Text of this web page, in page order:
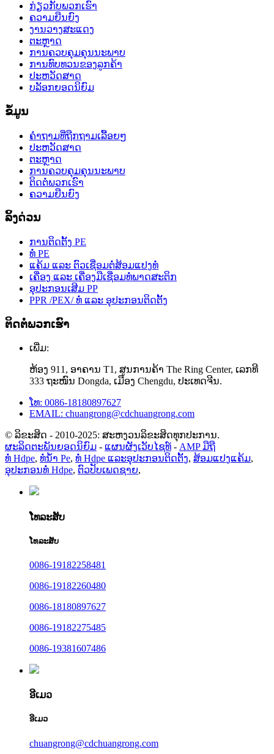
ກ່ຽວກັບພວກເຮົາ
ຄວາມຍືນຍົງ
ງານວາງສະແດງ
ຕະຫຼາດ
ການຄວບຄຸມຄຸນນະພາບ
ການທົບທວນຂອງລູກຄ້າ
ປະຫວັດສາດ
ບລັອກຍອດນິຍົມ
ຂໍ້ມູນ
ຄຳຖາມທີ່ຖືກຖາມເລື້ອຍໆ
ປະຫວັດສາດ
ຕະຫຼາດ
ການຄວບຄຸມຄຸນນະພາບ
ຕິດຕໍ່ພວກເຮົາ
ຄວາມຍືນຍົງ
ລິ້ງດ່ວນ
ການຕິດຕັ້ງ PE
ທໍ່ PE
ແຄ້ມ ແລະ ຕົວເຊື່ອມຕໍ່ສ້ອມແປງທໍ່
ເຄື່ອງ ແລະ ເຄື່ອງມືເຊື່ອມທໍ່ພາດສະຕິກ
ອຸປະກອນເສີມ PP
PPR /PEX/ ທໍ່ ແລະ ອຸປະກອນຕິດຕັ້ງ
ຕິດຕໍ່ພວກເຮົາ
ເພີ່ມ:
ຫ້ອງ 911, ອາຄານ T1, ສູນການຄ້າ The Ring Center, ເລກທີ
333 ຖະໜົນ Dongda, ເມືອງ Chengdu, ປະເທດຈີນ.
ໂທ: 0086-18180897627
EMAIL: chuangrong@cdchuangrong.com
© ລິຂະສິດ - 2010-2025: ສະຫງວນລິຂະສິດທຸກປະການ.
ຜະລິດຕະພັນຍອດນິຍົມ - ແຜນຜັງເວັບໄຊທ໌ - AMP ມືຖື
ທໍ່ Hdpe, ທໍ່ນໍ້າ Pe, ທໍ່ Hdpe ແລະອຸປະກອນຕິດຕັ້ງ, ສ້ອມແປງແຄ້ມ,
ອຸປະກອນທໍ່ Hdpe, ຕົວປັບເພດຊາຍ,
ໂທລະສັບ
ໂທລະສັບ
0086-19182258481
0086-19182260480
0086-18180897627
0086-19182275485
0086-19381607486
ອີເມວ
ອີເມວ
chuangrong@cdchuangrong.com